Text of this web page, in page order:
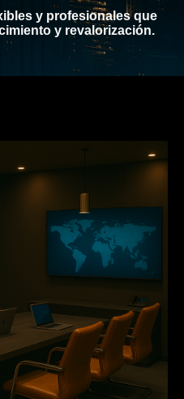
y profesionales que
y revalorización.